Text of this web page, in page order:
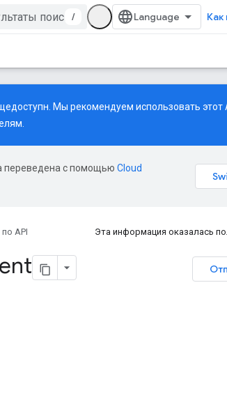
/ Как
Мы рекомендуем использовать этот
переведена с помощью Cloud
API Эта информация оказалась